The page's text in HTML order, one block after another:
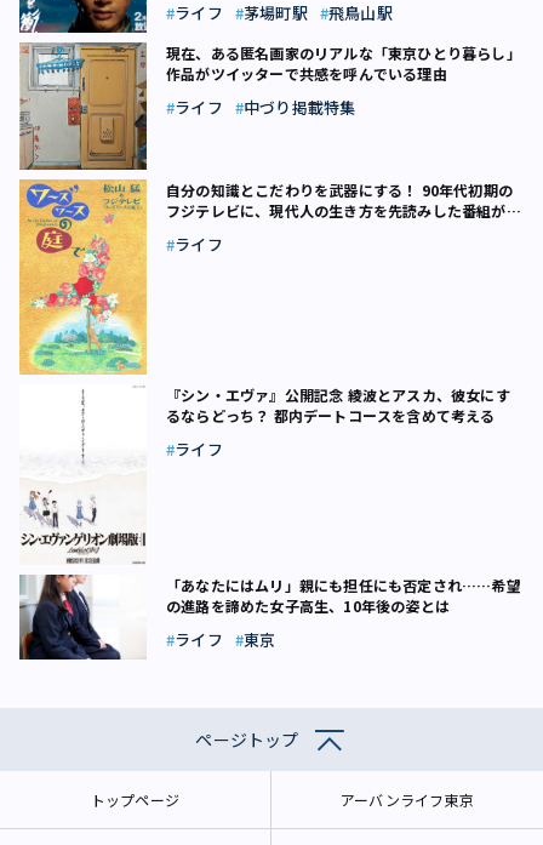
ライフ 茅場町駅 飛鳥山駅
現在、ある匿名画家のリアルな「東京ひとり暮らし」
作品がツイッターで共感を呼んでいる理由
ライフ 中づり掲載特集
自分の知識とこだわりを武器にする！ 90年代初期の
フジテレビに、現代人の生き方を先読みした番組があ
ライフ
『シン・エヴァ』公開記念 綾波とアスカ、彼女にす
るならどっち？ 都内デートコースを含めて考える
ライフ
「あなたにはムリ」親にも担任にも否定され……希望
の進路を諦めた女子高生、10年後の姿とは
ライフ 東京
ページトップ
トップページ アーバンライフ東京